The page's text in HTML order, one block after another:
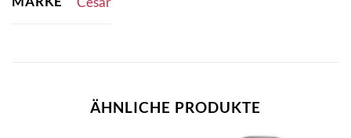
ÄHNLICHE PRODUKTE